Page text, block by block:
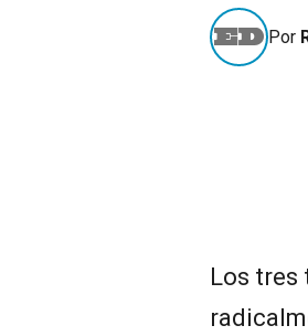
Por
Los tres